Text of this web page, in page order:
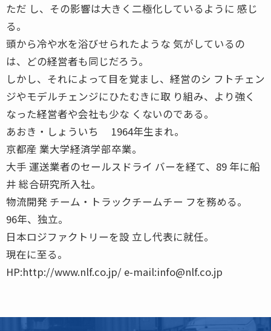
ただ し、その影響は大きく二極化しているように 感じ
る。
頭から冷や水を浴びせられたような 気がしているの
は、どの経営者も同じだろう。
しかし、それによって目を覚まし、経営のシ フトチェン
ジやモデルチェンジにひたむきに取 り組み、より強く
なった経営者や会社も少な くないのである。
あおき・しょういち 1964年生まれ。
京都産 業大学経済学部卒業。
大手 運送業者のセールスドライ バーを経て、89 年に船
井 総合研究所入社。
物流開発 チーム・トラックチームチー フを務める。
96年、独立。
日本ロジファクトリーを設 立し代表に就任。
現在に至る。
HP:http://www.nlf.co.jp/ e-mail:info@nlf.co.jp